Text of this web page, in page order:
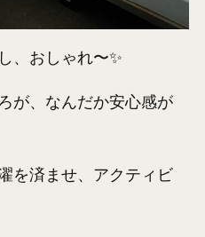
、おしゃれ〜✨
が、なんだか安心感が
を済ませ、アクティビ